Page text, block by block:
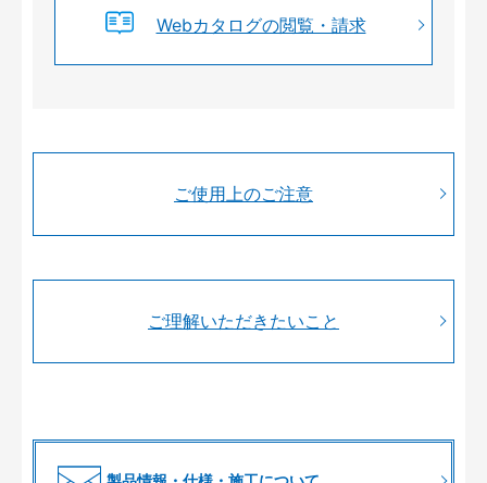
Webカタログの閲覧・請求
ご使用上のご注意
ご理解いただきたいこと